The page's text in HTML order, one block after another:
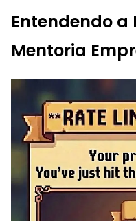
Entendendo
Mentoria